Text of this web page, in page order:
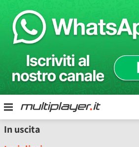
In uscita